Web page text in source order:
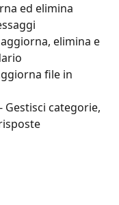
ed elimina
elimina e
file in
- Gestisci categorie,